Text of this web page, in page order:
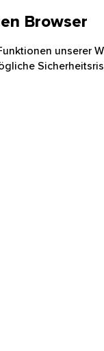
Browser
unserer